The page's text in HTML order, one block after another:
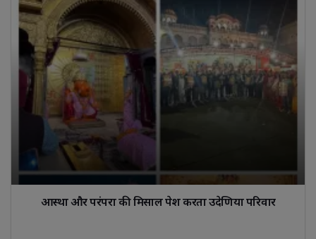
आस्था और परंपरा की मिसाल पेश करता उदेणिया परिवार